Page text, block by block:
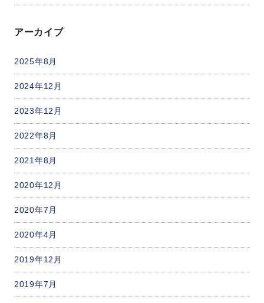
アーカイブ
2025年8月
2024年12月
2023年12月
2022年8月
2021年8月
2020年12月
2020年7月
2020年4月
2019年12月
2019年7月